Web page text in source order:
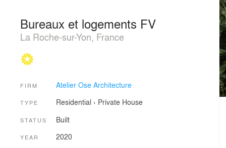
Bureaux et logements FV
La Roche-sur-Yon, France
FIRM Atelier Ose Architecture
TYPE Residential › Private House
STATUS Built
YEAR 2020